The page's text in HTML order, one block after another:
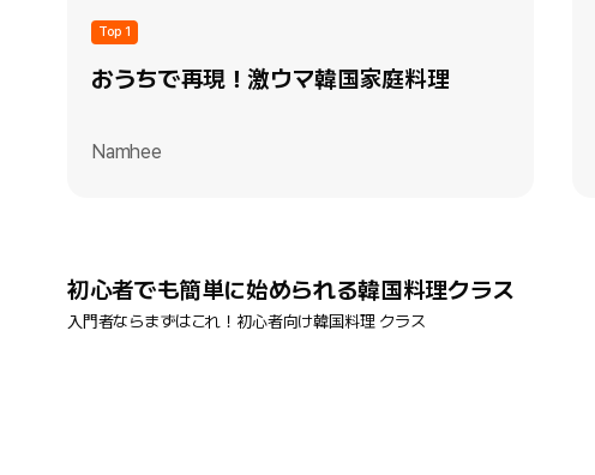
Top 1
おうちで再現！激ウマ韓国家庭料理
Namhee
初心者でも簡単に始められる韓国料理クラス
入門者ならまずはこれ！初心者向け韓国料理 クラス